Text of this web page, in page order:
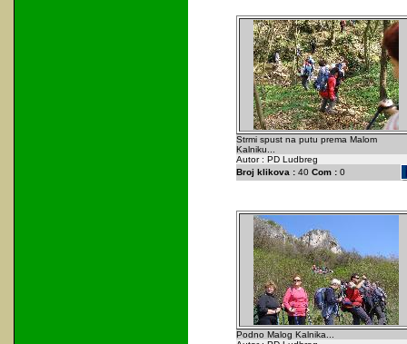
Strmi spust na putu prema Malom
Kalniku...
Autor : PD Ludbreg
Broj klikova :40 Com :0
Podno Malog Kalnika...